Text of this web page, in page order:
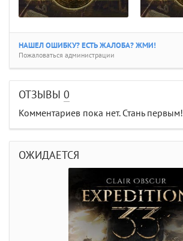
НАШЕЛ ОШИБКУ? ЕСТЬ ЖАЛОБА? ЖМИ!
Пожаловаться администрации
ОТЗЫВЫ 0
Комментариев пока нет. Стань первым!
ОЖИДАЕТСЯ